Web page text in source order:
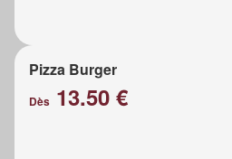
Pizza Burger
Dès 13.50 €